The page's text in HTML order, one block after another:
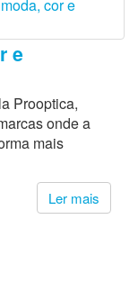
e
Prooptica,
onde a
mais
Ler mais